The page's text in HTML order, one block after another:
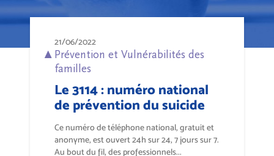
21/06/2022
Prévention et Vulnérabilités des
familles
Le 3114 : numéro national
de prévention du suicide
Ce numéro de téléphone national, gratuit et
anonyme, est ouvert 24h sur 24, 7 jours sur 7.
Au bout du fil, des professionnels...